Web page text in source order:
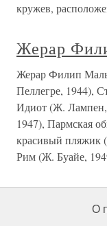
кружев,
Жерар
Жерар Филип
Пеллегре, 1944),
Идиот (Ж. Лампен,
1947), Пармская
красивый пляжик
Рим (Ж. Буайе,
О